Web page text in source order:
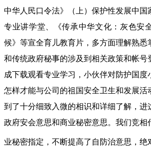
中华人民口令法》（上）保护性发展中国
专业讲学堂、《传承中华文化：灰色安
候》等宣全育儿教育片，多方面理解熟悉
和传统政府秘事的涉及到相关政策和帐号
成下载观看专业学习，小伙伴对防护国度
怎样才能与公司的祖国安全卫生和发展活
到了十分细致入微的相识和详细了解，进
政府安会意思和商业秘密意思。我们竞相
业秘密指定，不断提高了自防治意思，绝